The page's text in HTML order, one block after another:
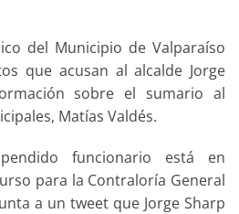
del Municipio de Valparaíso
que acusan al alcalde Jorge
sobre el sumario al
Matías Valdés.
funcionario está en
para la Contraloría General
a un tweet que Jorge Sharp